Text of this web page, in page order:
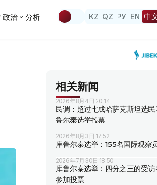
政治 分析 KZ QZ РУ EN 中
相关新闻
2026年8月4日 20:14
民调：超过七成哈萨克斯坦选
鲁尔泰选举投票
2026年8月3日 17:52
库鲁尔泰选举：155名国际观察
2026年7月30日 18:50
库鲁尔泰选举：四分之三的受
参加投票